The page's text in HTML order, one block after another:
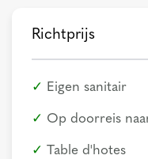
Richtprijs
Eigen sanitair
Op doorreis
Table d'hotes